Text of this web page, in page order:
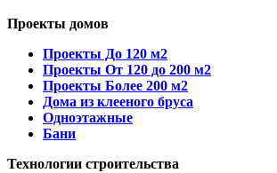
Проекты домов
Проекты До 120 м2
Проекты От 120 до 200 м2
Проекты Более 200 м2
Дома из клееного бруса
Одноэтажные
Бани
Технологии строительства